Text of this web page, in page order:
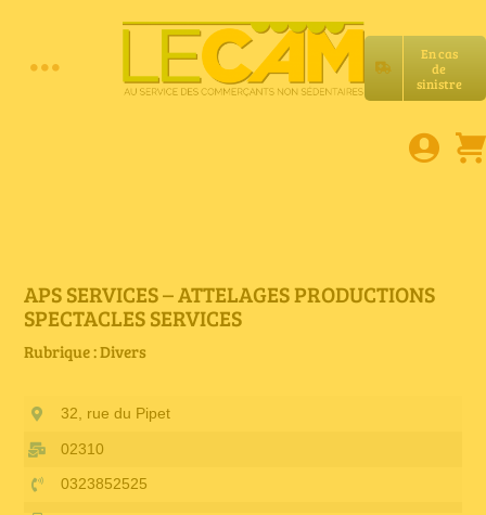
En cas
de
sinistre
Toggle
E-book
Services LeCam
Petites annonces
Annuaire Fournisseurs
APS SERVICES – ATTELAGES PRODUCTIONS
SPECTACLES SERVICES
Rubrique : Divers
32, rue du Pipet
02310
0323852525